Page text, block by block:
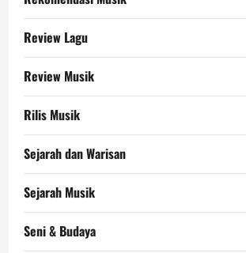
Review Lagu
Review Musik
Rilis Musik
Sejarah dan Warisan
Sejarah Musik
Seni & Budaya